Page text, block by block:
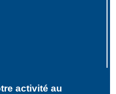
activité au